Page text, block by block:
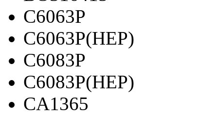
C6063P
C6063P(HEP)
C6083P
C6083P(HEP)
CA1365